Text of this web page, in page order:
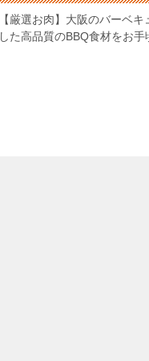
【厳選お肉】大阪のバーベ
した高品質のBBQ食材をお